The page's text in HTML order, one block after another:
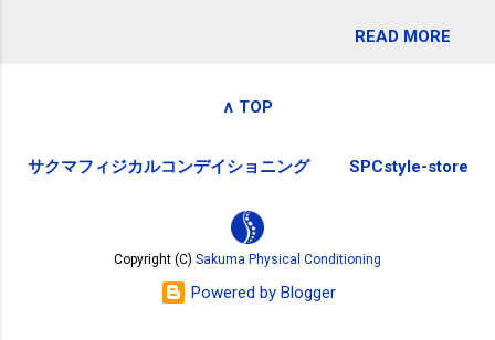
ですが、節税になるほど稼げていない
税務局｜ふるさと納税など個人住民税
SAKUMA(@SPC_Sakuma) - Twilog . To stop receiving
Parkway, Mountain View, CA 94043, United States
READ MORE
∧ TOP
サクマフィジカルコンデイショニング SPCstyle-store
Copyright (C) Sakuma Physical Conditioning
Powered by Blogger